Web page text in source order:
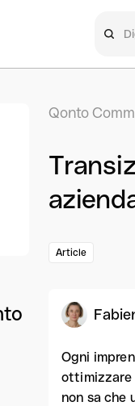
Qonto
Article
Ogni
ottimizzare
non sa che